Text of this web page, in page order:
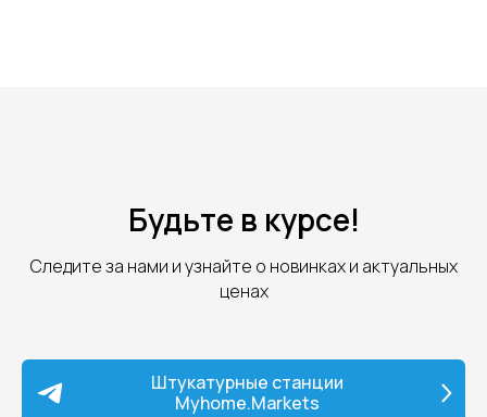
Будьте в курсе!
Следите за нами и узнайте о новинках и актуальных
ценах
Штукатурные станции
Myhome.Markets